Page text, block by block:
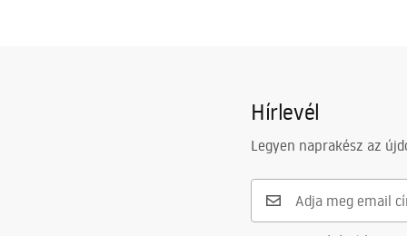
Hírlevél
Legyen naprakész az